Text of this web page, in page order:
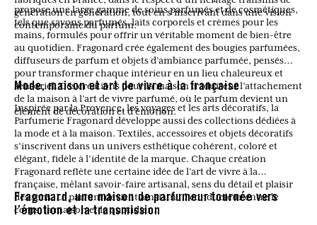
génération en génération, tout en s’inscrivant dans une vision
contemporaine du parfum.
propose une large gamme de soins parfumés et de cosmétiques,
tels que savons parfumés, laits corporels et crèmes pour les
mains, formulés pour offrir un véritable moment de bien-être
au quotidien. Fragonard crée également des bougies parfumées,
diffuseurs de parfum et objets d’ambiance parfumée, pensés
pour transformer chaque intérieur en un lieu chaleureux et
sensoriel. Ces créations pour la maison traduisent l’attachement
de la maison à l’art de vivre parfumé, où le parfum devient un
élément de décoration et d’émotion.
Mode, maison et art de vivre à la française
Inspirée par la Provence, les voyages et les arts décoratifs, la
Parfumerie Fragonard développe aussi des collections dédiées à
la mode et à la maison. Textiles, accessoires et objets décoratifs
s’inscrivent dans un univers esthétique cohérent, coloré et
élégant, fidèle à l’identité de la marque. Chaque création
Fragonard reflète une certaine idée de l’art de vivre à la
française, mêlant savoir-faire artisanal, sens du détail et plaisir
des sens. Le parfum devient ainsi un fil conducteur entre le
corps, la maison et le quotidien.
Fragonard, une maison de parfumeur tournée vers
l’émotion et la transmission